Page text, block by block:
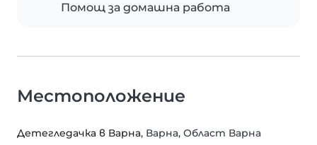
Помощ за домашна работа
Местоположение
Детегледачка в Варна, Варна, Област Варна